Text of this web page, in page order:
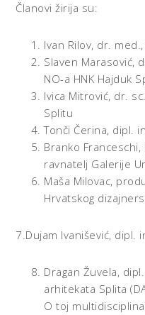
Članovi žirija su:
Ivan Rilov, dr.
Slaven Marasović,
NO-a HNK Hajduk
Ivica Mitrović, dr.
Splitu
Tonči Čerina, dipl.
Branko
ravnatelj Galerije
Maša Milovac,
Hrvatskog
7.Dujam Ivanišević, dipl.
Dragan Žuvela,
arhitekata Splita
O toj